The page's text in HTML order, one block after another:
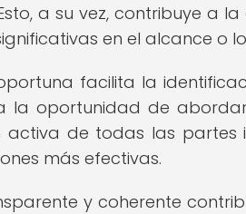
a su vez, contribuye a
en el alcance o
facilita la
la oportunidad de
activa de todas las partes
más efectivas.
y coherente